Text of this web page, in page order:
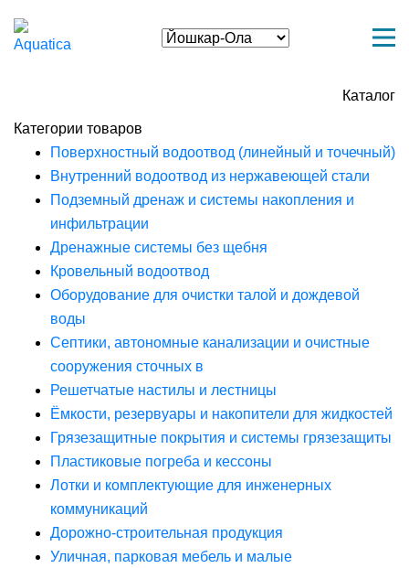
Каталог
Категории товаров
Поверхностный водоотвод (линейный и точечный)
Внутренний водоотвод из нержавеющей стали
Подземный дренаж и системы накопления и
инфильтрации
Дренажные системы без щебня
Кровельный водоотвод
Оборудование для очистки талой и дождевой
воды
Септики, автономные канализации и очистные
сооружения сточных в
Решетчатые настилы и лестницы
Ёмкости, резервуары и накопители для жидкостей
Грязезащитные покрытия и системы грязезащиты
Пластиковые погреба и кессоны
Лотки и комплектующие для инженерных
коммуникаций
Дорожно-строительная продукция
Уличная, парковая мебель и малые